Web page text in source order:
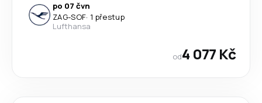
po 07 čvn
ZAG-SOF· 1 přestup
Lufthansa
od4 077 Kč